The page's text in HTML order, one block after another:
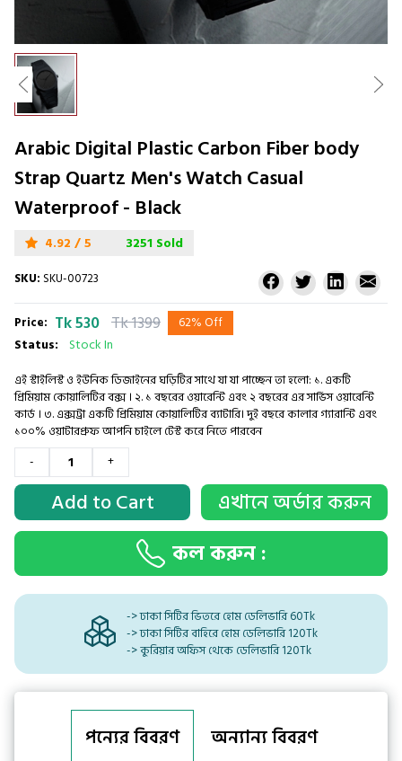
Arabic Digital Plastic Carbon Fiber body
Strap Quartz Men's Watch Casual
Waterproof - Black
4.92 / 5 3251 Sold
SKU: SKU-00723
Price: Tk 530 Tk 1399 62% Off
Status: Stock In
এই স্টাইলিস্ট ও ইউনিক ডিজাইনের ঘড়িটির সাথে যা যা পাচ্ছেন তা হলো: ১. একটি
প্রিমিয়াম কোয়ালিটির বক্স । ২. ১ বছরের ওয়ারেন্টি এবং ২ বছরের এর সার্ভিস ওয়ারেন্টি
কার্ড । ৩. এক্সট্রা একটি প্রিমিয়াম কোয়ালিটির ব্যাটারি। দুই বছরে কালার গ্যারান্টি এবং
১০০% ওয়াটারপ্রুফ আপনি চাইলে টেস্ট করে নিতে পারবেন
-
+
Add to Cart
এখানে অর্ডার করুন
কল করুন :
-> ঢাকা সিটির ভিতরে হোম ডেলিভারি 60Tk
-> ঢাকা সিটির বাহিরে হোম ডেলিভারি 120Tk
-> কুরিয়ার অফিস থেকে ডেলিভারি 120Tk
পন্যের বিবরণ অন্যান্য বিবরণ